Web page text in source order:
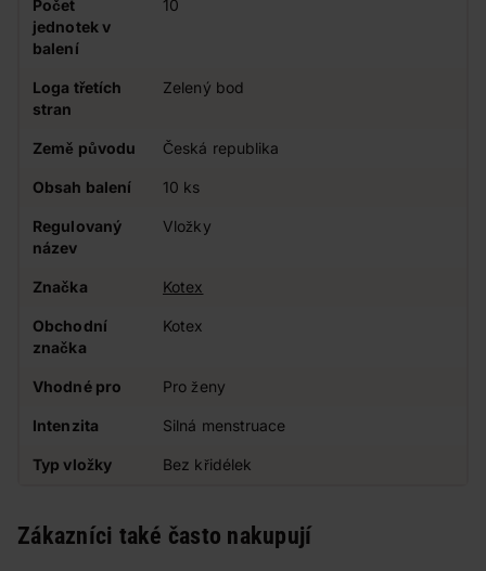
Počet
jednotek v
balení
10
Loga třetích
stran
Zelený bod
Země původu Česká republika
Obsah balení 10 ks
Regulovaný
název
Vložky
Značka Kotex
Obchodní
značka
Kotex
Vhodné pro Pro ženy
Intenzita Silná menstruace
Typ vložky Bez křidélek
Zákazníci také často nakupují